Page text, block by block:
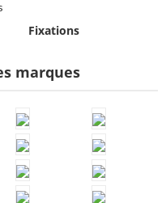
Fixations
marques